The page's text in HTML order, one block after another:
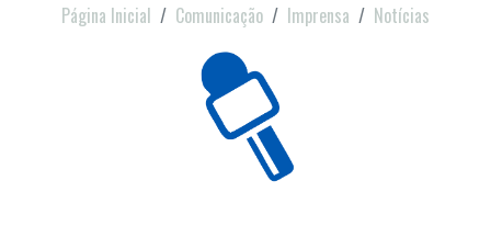
Página Inicial Comunicação Imprensa Notícias